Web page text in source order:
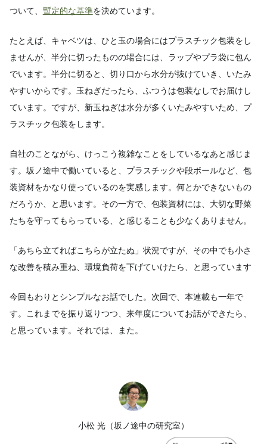
ついて、 暫定的な基準を決めています。
たとえば、キャベツは、ひと玉の場合にはプラスチック包装をし
ませんが、半分に切ったものの場合には、ラップやプラ袋に包ん
でいます。半分に切ると、切り口から水分が抜けていき、いたみ
やすいからです。玉ねぎだったら、ふつうは包装なしでお届けし
ています。ですが、新玉ねぎは水分が多くいたみやすいため、プ
ラスチック包装をします。
自社のことながら、けっこう複雑なことをしているなあと感じま
す。坂ノ途中で働いていると、プラスチックや段ボールなど、包
装資材をかなり使っているのを実感します。何とかできないもの
だろうか、と思います。その一方で、包装資材には、大切な野菜
たちを守ってもらっている、と感じることも少なくありません。
「あちら立てればこちらが立たぬ」状況ですが、その中でも小さ
な改善を積み重ね、環境負荷を下げていけたら、と思っています
今回もわりとシンプルなお話でした。次回で、本連載も一年で
す。これまでを振り返りつつ、来年度についてお話ができたら、
と思っています。それでは、また。
小松 光（坂ノ途中の研究室）